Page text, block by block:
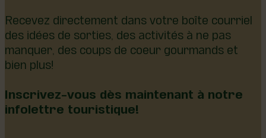
Recevez directement dans votre boîte courriel
des idées de sorties, des activités à ne pas
manquer, des coups de coeur gourmands et
bien plus!
Inscrivez-vous dès maintenant à notre
infolettre touristique!